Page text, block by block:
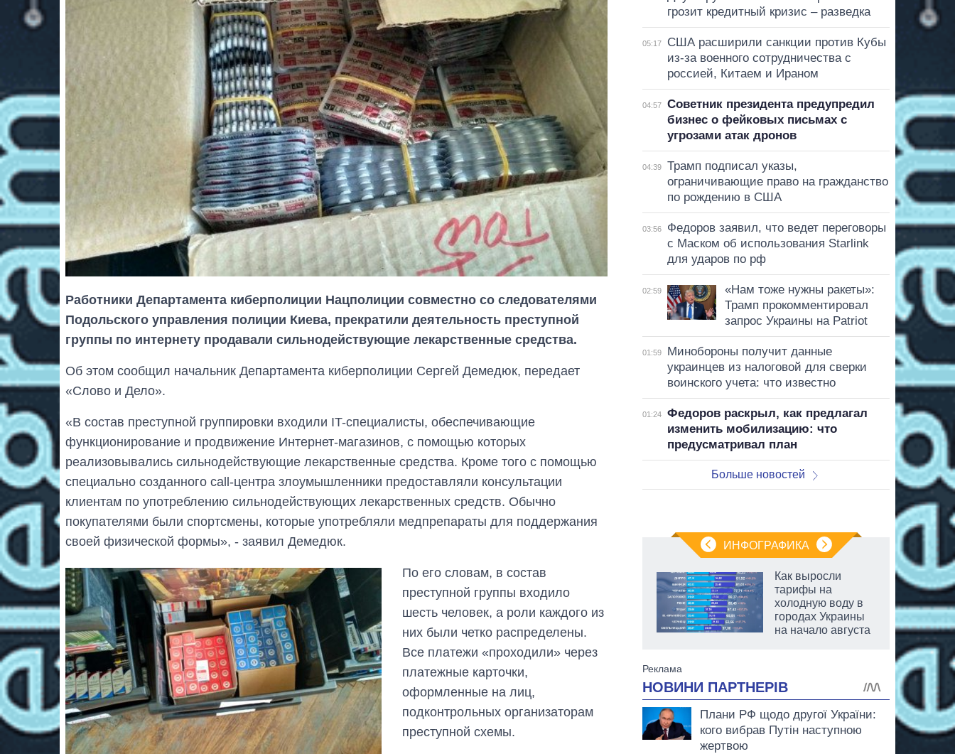
Работники Департамента киберполиции Нацполиции совместно со следователями
Подольского управления полиции Киева, прекратили деятельность преступной
группы по интернету продавали сильнодействующие лекарственные средства.
Об этом сообщил начальник Департамента киберполиции Сергей Демедюк, передает
«Слово и Дело».
«В состав преступной группировки входили IT-специалисты, обеспечивающие
функционирование и продвижение Интернет-магазинов, с помощью которых
реализовывались сильнодействующие лекарственные средства. Кроме того с помощью
специально созданного call-центра злоумышленники предоставляли консультации
клиентам по употреблению сильнодействующих лекарственных средств. Обычно
покупателями были спортсмены, которые употребляли медпрепараты для поддержания
своей физической формы», - заявил Демедюк.
По его словам, в состав
преступной группы входило
шесть человек, а роли каждого из
них были четко распределены.
Все платежи «проходили» через
платежные карточки,
оформленные на лиц,
подконтрольных организаторам
преступной схемы.
грозит кредитный кризис – разведка
05:17
США расширили санкции против Кубы
из-за военного сотрудничества с
россией, Китаем и Ираном
04:57
Советник президента предупредил
бизнес о фейковых письмах с
угрозами атак дронов
04:39
Трамп подписал указы,
ограничивающие право на гражданство
по рождению в США
03:56
Федоров заявил, что ведет переговоры
с Маском об использования Starlink
для ударов по рф
02:59
«Нам тоже нужны ракеты»:
Трамп прокомментировал
запрос Украины на Patriot
01:59
Минобороны получит данные
украинцев из налоговой для сверки
воинского учета: что известно
01:24
Федоров раскрыл, как предлагал
изменить мобилизацию: что
предусматривал план
Больше новостей
ИНФОГРАФИКА
Восемь
массированных
ударов по Украине
за лето: Киев и
область стали
главной целью рф
Как выросли
тарифы на
холодную воду в
городах Украины
на начало августа